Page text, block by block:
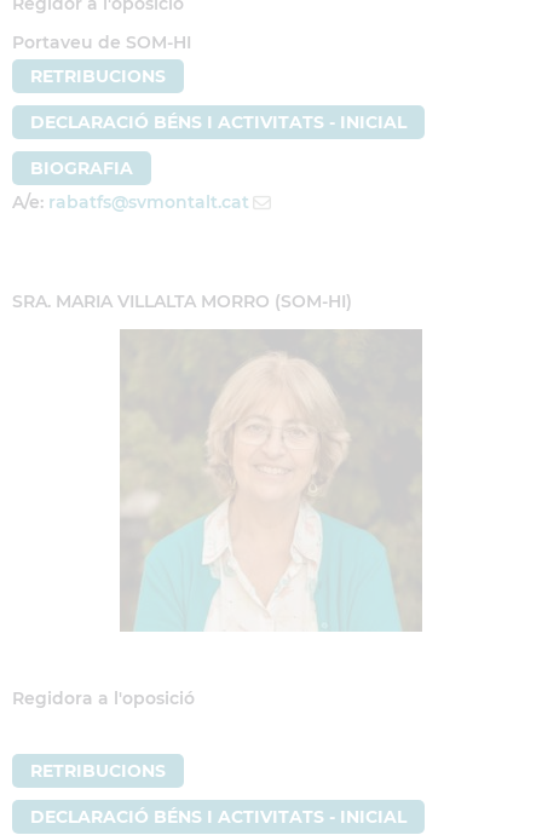
Portaveu de SOM-HI
RETRIBUCIONS
DECLARACIÓ BÉNS I ACTIVITATS - INICIAL
BIOGRAFIA
A/e: rabatfs@svmontalt.cat
SRA. MARIA VILLALTA MORRO (SOM-HI)
Regidora a l'oposició
RETRIBUCIONS
DECLARACIÓ BÉNS I ACTIVITATS - INICIAL